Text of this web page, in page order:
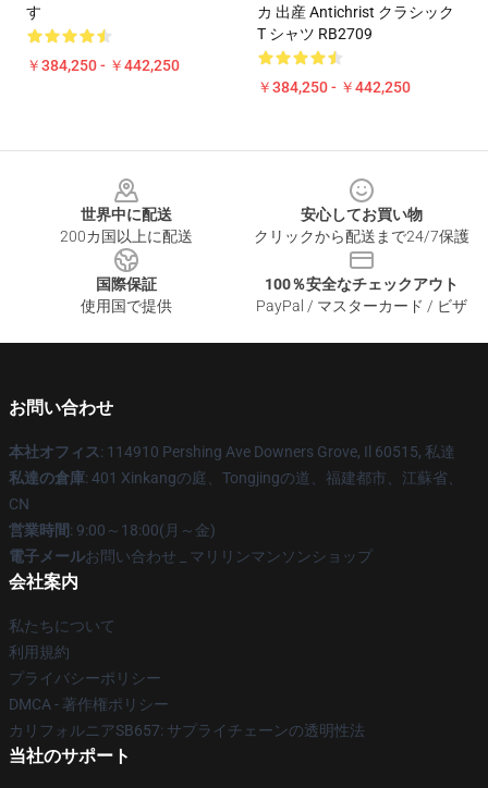
す
￥384,250 - ￥442,250
カ 出産 Antichrist クラシック
T シャツ RB2709
￥384,250 - ￥442,250
世界中に配送
200カ国以上に配送
安心してお買い物
クリックから配送まで24/7保護
国際保証
使用国で提供
100％安全なチェックアウト
PayPal / マスターカード / ビザ
お問い合わせ
本社オフィス: 114910 Pershing Ave Downers Grove, Il 60515, 私達
私達の倉庫: 401 Xinkangの庭、Tongjingの道、福建都市、江蘇省、
CN
営業時間: 9:00～18:00(月～金)
電子メールお問い合わせ _ マリリンマンソンショップ
会社案内
私たちについて
利用規約
プライバシーポリシー
DMCA - 著作権ポリシー
カリフォルニアSB657: サプライチェーンの透明性法
当社のサポート